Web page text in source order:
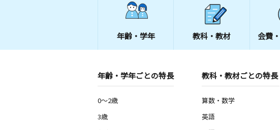
年齢・学年 教科・教材 会費・
年齢・学年ごとの特長
0～2歳
3歳
教科・教材ごとの特長
算数・数学
英語